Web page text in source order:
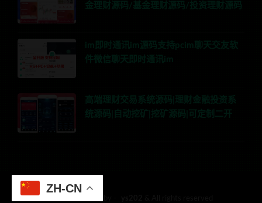
金理财源码/基金理财源码/投资理财源码
im即时通讯im源码支持pcim聊天交友软
件微信聊天即时通讯im
高端理财交易系统源码|理财金融投资系
统源码|自动挖矿|挖矿源码|可定制二开
ZH-CN